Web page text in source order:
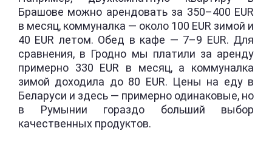
Брашове можно арендовать за 350–400 EUR
в месяц, коммуналка — около 100 EUR зимой и
40 EUR летом. Обед в кафе — 7–9 EUR. Для
сравнения, в Гродно мы платили за аренду
примерно 330 EUR в месяц, а коммуналка
зимой доходила до 80 EUR. Цены на еду в
Беларуси и здесь — примерно одинаковые, но
в Румынии гораздо больший выбор
качественных продуктов.